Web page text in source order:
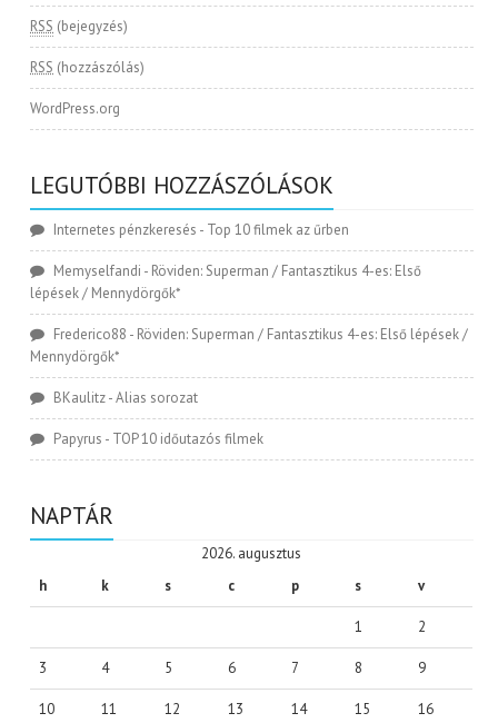
RSS (bejegyzés)
RSS (hozzászólás)
WordPress.org
LEGUTÓBBI HOZZÁSZÓLÁSOK
Internetes pénzkeresés - Top 10 filmek az űrben
Memyselfandi - Röviden: Superman / Fantasztikus 4-es: Első
lépések / Mennydörgők*
Frederico88 - Röviden: Superman / Fantasztikus 4-es: Első lépések /
Mennydörgők*
BKaulitz-Alias sorozat
Papyrus - TOP 10 időutazós filmek
NAPTÁR
2026. augusztus
h
k s c p s v
1 2
3 4 5 6 7 8 9
10 11 12 13 14 15 16